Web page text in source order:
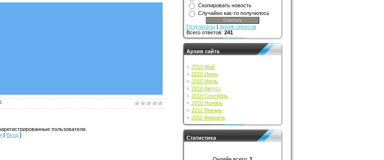
Скопировать новость
Случайно как-то получилось
Результаты | Архив опросов
Всего ответов: 241
Архив сайта
2010 Май
2010 Июнь
2010 Июль
2010 Август
2010 Сентябрь
2010 Ноябрь
2011 Январь
2011 Февраль
Статистика
пользователи.
| Вход ]